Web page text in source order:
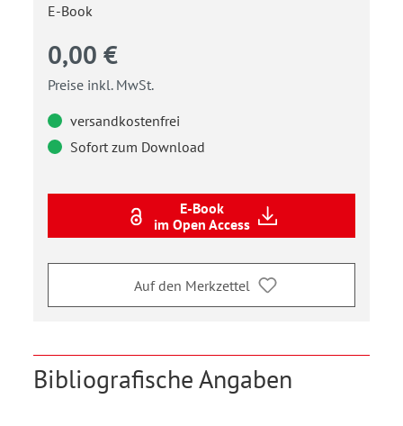
E-Book
0,00 €
Preise inkl. MwSt.
versandkostenfrei
Sofort zum Download
E-Book
im Open Access
Auf den Merkzettel
Bibliografische Angaben